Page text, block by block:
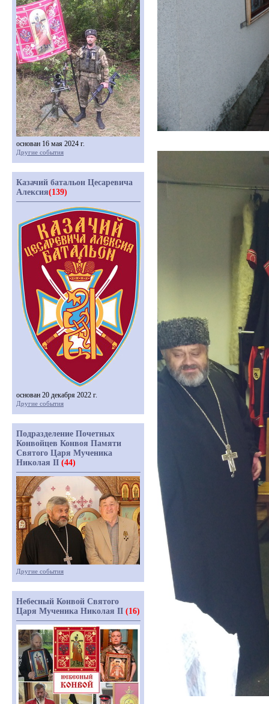
основан 16 мая 2024 г.
Другие события
Казачий батальон Цесаревича
Алексия(139)
основан 20 декабря 2022 г.
Другие события
Подразделение Почетных
Конвойцев Конвоя Памяти
Святого Царя Мученика
Николая II (44)
Другие события
Небесный Конвой Святого
Царя Мученика Николая II (16)